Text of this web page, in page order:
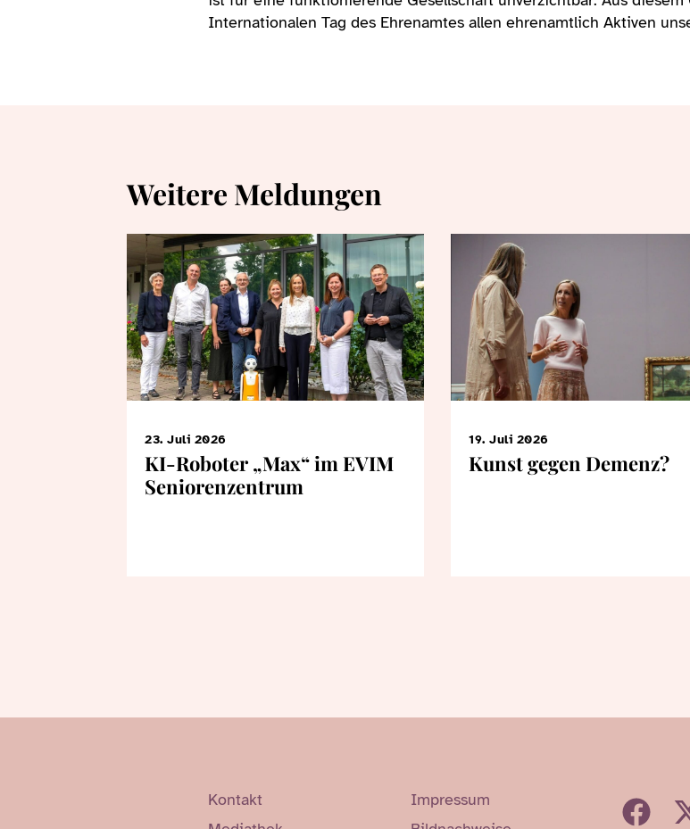
Internationalen Tag des Ehrenamtes allen ehrenamtlich Aktiven
Weitere Meldungen
23. Juli 2026
KI-Roboter „Max“ im EVIM
Seniorenzentrum
19. Juli 2026
Kunst gegen Demenz?
Kontakt
Impressum